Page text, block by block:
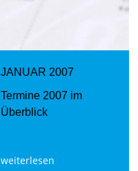
JANUAR 2007
Termine 2007 im
Überblick
weiterlesen